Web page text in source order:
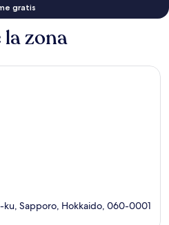
gratis
zona
ku, Sapporo, Hokkaido, 060-0001